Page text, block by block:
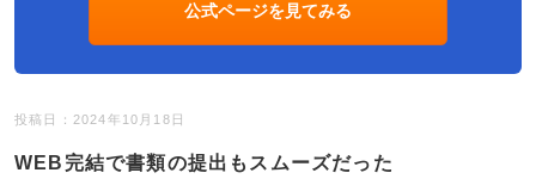
公式ページを見てみる
投稿日：2024年10月18日
WEB完結で書類の提出もスムーズだった